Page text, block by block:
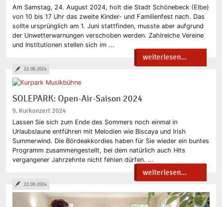
Am Samstag, 24. August 2024, holt die Stadt Schönebeck (Elbe)
von 10 bis 17 Uhr das zweite Kinder- und Familienfest nach. Das
sollte ursprünglich am 1. Juni stattfinden, musste aber aufgrund
der Unwetterwarnungen verschoben werden. Zahlreiche Vereine
und Institutionen stellen sich im ...
weiterlesen...
SOLEPARK: Open-Air-Saison 2024
9. Kurkonzert 2024
Lassen Sie sich zum Ende des Sommers noch einmal in
Urlaubslaune entführen mit Melodien wie Biscaya und Irish
Summerwind. Die Bördeakkordies haben für Sie wieder ein buntes
Programm zusammengestellt, bei dem natürlich auch Hits
vergangener Jahrzehnte nicht fehlen dürfen. ...
weiterlesen...
22.08.2024
22.08.2024